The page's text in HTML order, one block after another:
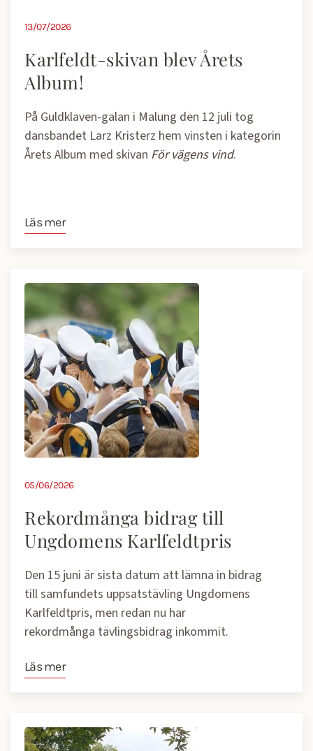
13/07/2026
Karlfeldt-skivan blev Årets
Album!
På Guldklaven-galan i Malung den 12 juli tog
dansbandet Larz Kristerz hem vinsten i kategorin
Årets Album med skivan För vägens vind.
Läs mer
05/06/2026
Rekordmånga bidrag till
Ungdomens Karlfeldtpris
Den 15 juni är sista datum att lämna in bidrag
till samfundets uppsatstävling Ungdomens
Karlfeldtpris, men redan nu har
rekordmånga tävlingsbidrag inkommit.
Läs mer